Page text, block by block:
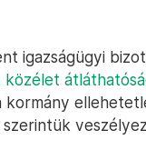
igazságügyi
közélet
kormány